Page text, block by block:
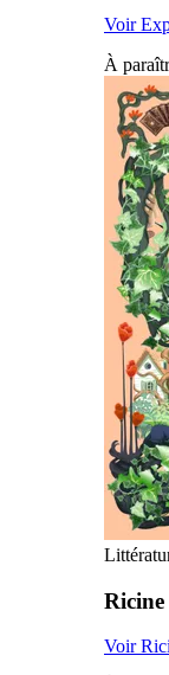
Voir
À
Ricine
Voir